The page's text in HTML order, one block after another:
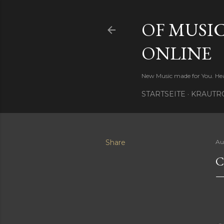
OF
ONLINE
New Music made for You.
STARTSEITE
Share